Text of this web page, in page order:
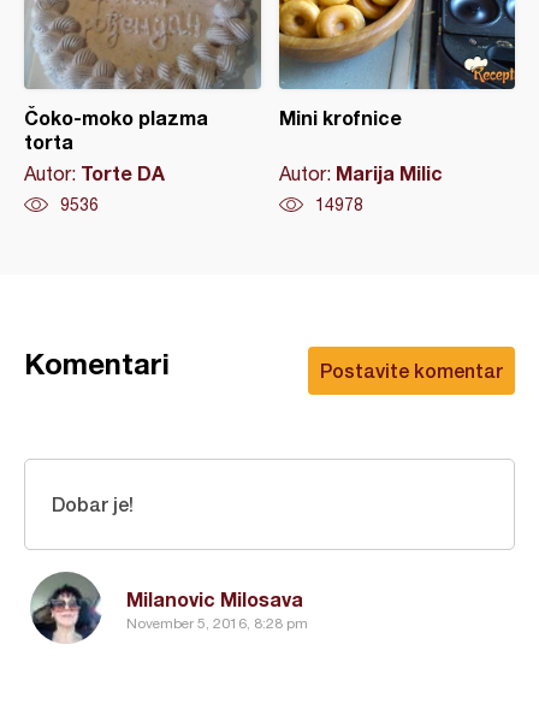
Čoko-moko plazma
torta
Autor: Torte DA
9536
Mini krofnice
Autor: Marija Milic
14978
Postavite komentar
Komentari
Milanovic Milosava
November 5, 2016, 8:28 pm
Dobar je!